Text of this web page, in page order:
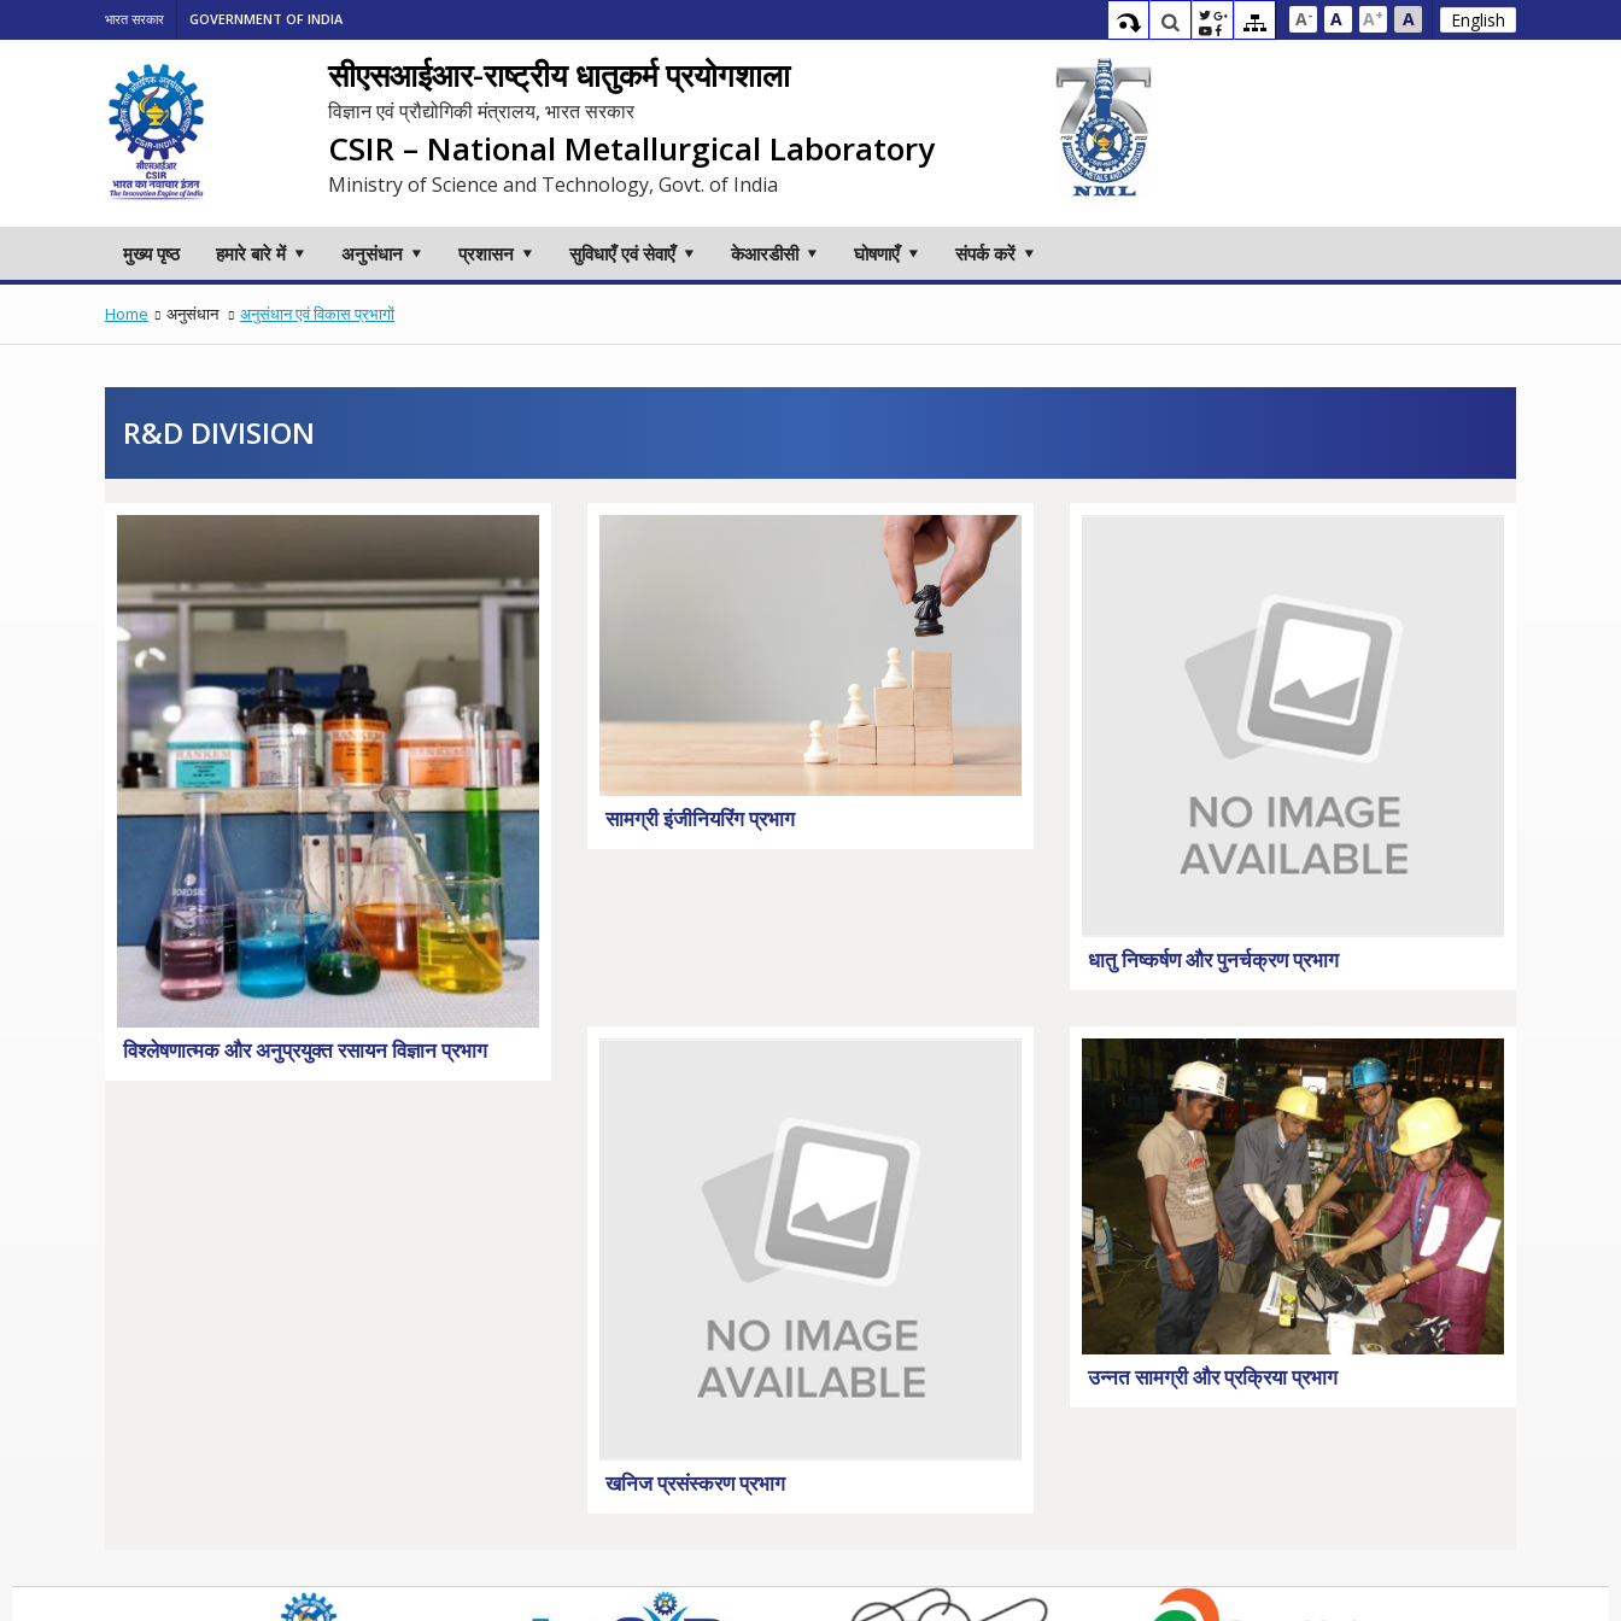
भारत सरकार GOVERNMENT OF INDIA A- A A+ A English
सीएसआईआर-राष्ट्रीय धातुकर्म प्रयोगशाला
विज्ञान एवं प्रौद्योगिकी मंत्रालय, भारत सरकार
CSIR – National Metallurgical Laboratory
Ministry of Science and Technology, Govt. of India
मुख्य पृष्ठ हमारे बारे में अनुसंधान प्रशासन सुविधाएँ एवं सेवाएँ केआरडीसी घोषणाएँ संपर्क करें
Home अनुसंधान अनुसंधान एवं विकास प्रभागों
R&D DIVISION
विश्लेषणात्मक और अनुप्रयुक्त रसायन विज्ञान प्रभाग
सामग्री इंजीनियरिंग प्रभाग
धातु निष्कर्षण और पुनर्चक्रण प्रभाग
खनिज प्रसंस्करण प्रभाग
उन्नत सामग्री और प्रक्रिया प्रभाग